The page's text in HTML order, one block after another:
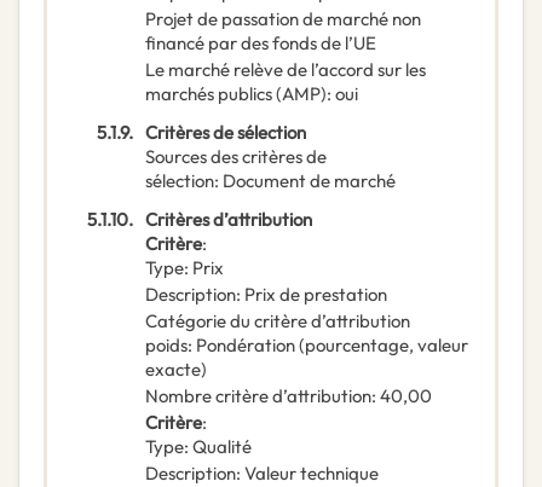
Projet de passation de marché non
financé par des fonds de l’UE
Le marché relève de l’accord sur les
marchés publics (AMP): oui
5.1.9. Critères de sélection
Sources des critères de
sélection: Document de marché
5.1.10. Critères d’attribution
Critère:
Type: Prix
Description: Prix de prestation
Catégorie du critère d’attribution
poids: Pondération (pourcentage, valeur
exacte)
Nombre critère d’attribution: 40,00
Critère:
Type: Qualité
Description: Valeur technique